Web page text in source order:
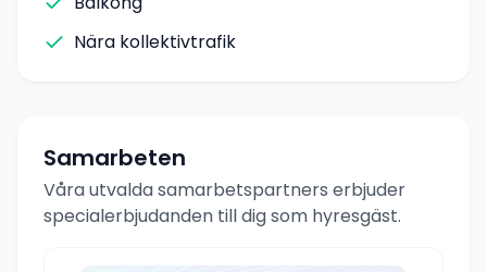
Nära kollektivtrafik
Samarbeten
Våra utvalda samarbetspartners erbjuder
specialerbjudanden till dig som hyresgäst.